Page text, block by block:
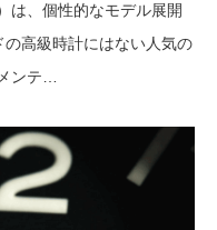
は、個性的なモデル展開
高級時計にはない人気の
ンテ…